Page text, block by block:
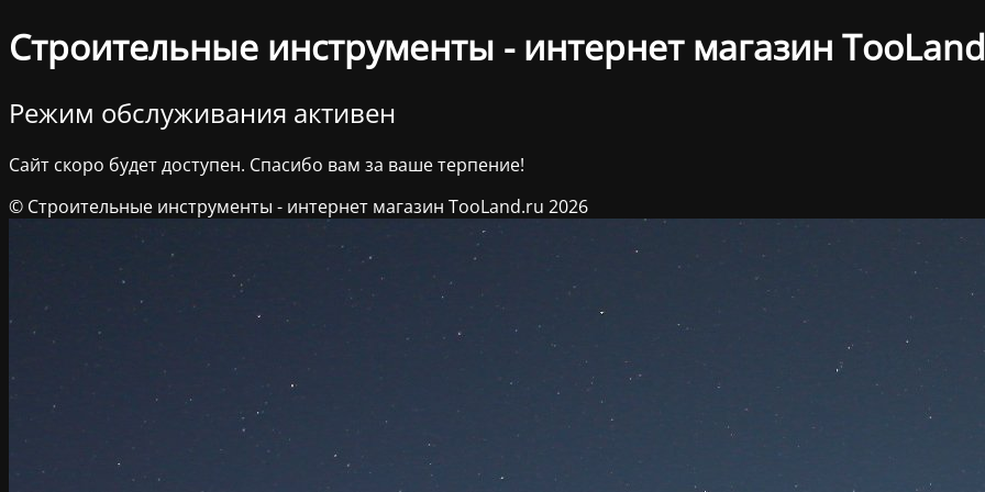
Строительные инструменты - интернет магазин
Режим обслуживания активен
Сайт скоро будет доступен. Спасибо вам за ваше терпение!
© Строительные инструменты - интернет магазин TooLand.ru 2026